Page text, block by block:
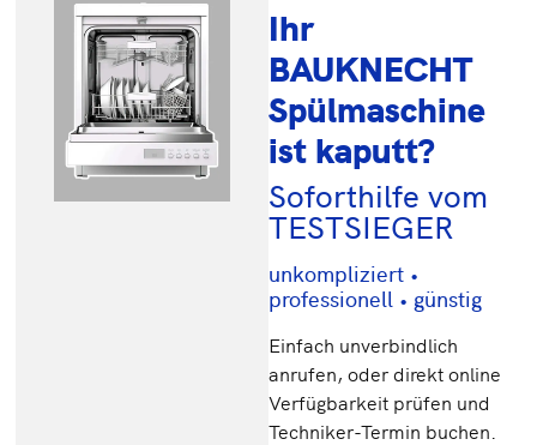
Ihr
BAUKNECHT
Spülmaschine
ist kaputt?
Soforthilfe vom
TESTSIEGER
unkompliziert •
professionell • günstig
Einfach unverbindlich
anrufen, oder direkt online
Verfügbarkeit prüfen und
Techniker-Termin buchen.